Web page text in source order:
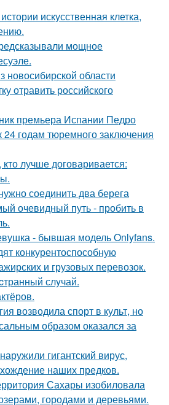
искусственная клетка,
мощное
новосибирской области
отравить российского
премьера Испании Педро
24 годам тюремного заключения
лучше договаривается:
соединить два берега
очевидный путь - пробить в
- бывшая модель Onlyfans.
конкурентоспособную
и грузовых перевозок.
слyчай.
возводила спорт в культ, но
образом оказался за
гигантский вирус,
наших предков.
Сахары изобиловала
городами и деревьями.